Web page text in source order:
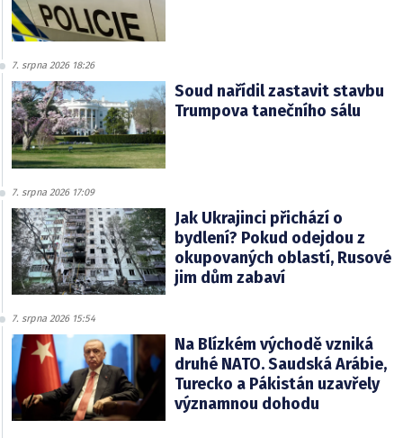
7. srpna 2026 18:26
Soud nařídil zastavit stavbu
Trumpova tanečního sálu
7. srpna 2026 17:09
Jak Ukrajinci přichází o
bydlení? Pokud odejdou z
okupovaných oblastí, Rusové
jim dům zabaví
7. srpna 2026 15:54
Na Blízkém východě vzniká
druhé NATO. Saudská Arábie,
Turecko a Pákistán uzavřely
významnou dohodu